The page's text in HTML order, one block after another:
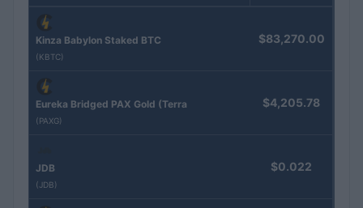
Kinza Babylon Staked BTC
(KBTC)
$83,270.00
Eureka Bridged PAX Gold (Terra
(PAXG)
$4,205.78
JDB
(JDB)
$0.022